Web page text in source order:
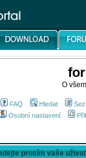
O
FAQ Hledat
Osobní nastavení
prosím vaše